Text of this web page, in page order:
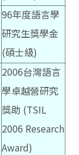
96年度語言學
研究生獎學金
(碩士級)
2006台灣語言
學卓越營研究
獎助 (TSIL
2006 Research
Award)